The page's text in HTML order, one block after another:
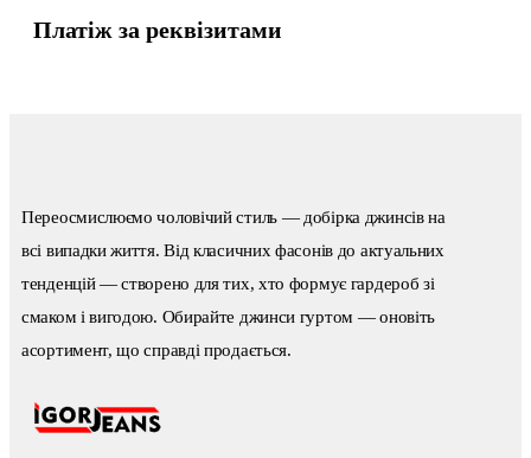
Платіж за реквізитами
Переосмислюємо чоловічий стиль — добірка джинсів на
всі випадки життя. Від класичних фасонів до актуальних
тенденцій — створено для тих, хто формує гардероб зі
смаком і вигодою. Обирайте джинси гуртом — оновіть
асортимент, що справді продається.